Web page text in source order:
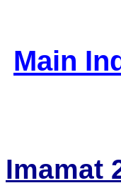
Main
Imamat